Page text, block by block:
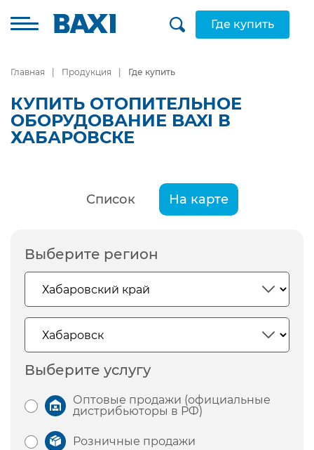
Где купить
Главная Продукция Где купить
КУПИТЬ ОТОПИТЕЛЬНОЕ
ОБОРУДОВАНИЕ BAXI В
ХАБАРОВСКЕ
Список На карте
Выберите регион
Выберите услугу
Оптовые продажи (официальные
дистрибьюторы в РФ)
Розничные продажи